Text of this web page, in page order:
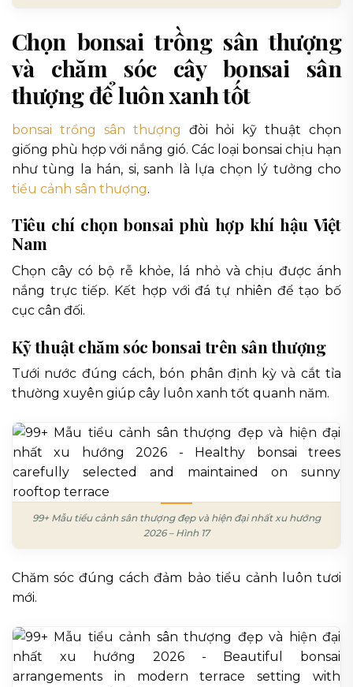
Chọn bonsai trồng sân thượng
và chăm sóc cây bonsai sân
thượng để luôn xanh tốt
bonsai trồng sân thượng đòi hỏi kỹ thuật chọn
giống phù hợp với nắng gió. Các loại bonsai chịu hạn
như tùng la hán, si, sanh là lựa chọn lý tưởng cho
tiểu cảnh sân thượng.
Tiêu chí chọn bonsai phù hợp khí hậu Việt
Nam
Chọn cây có bộ rễ khỏe, lá nhỏ và chịu được ánh
nắng trực tiếp. Kết hợp với đá tự nhiên để tạo bố
cục cân đối.
Kỹ thuật chăm sóc bonsai trên sân thượng
Tưới nước đúng cách, bón phân định kỳ và cắt tỉa
thường xuyên giúp cây luôn xanh tốt quanh năm.
99+ Mẫu tiểu cảnh sân thượng đẹp và hiện đại nhất xu hướng
2026 – Hình 17
Chăm sóc đúng cách đảm bảo tiểu cảnh luôn tươi
mới.